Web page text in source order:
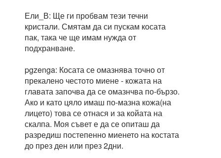
Ели_В: Ще ги пробвам тези течни
кристали. Смятам да си пускам косата
пак, така че ще имам нужда от
подхранване.
pgzenga: Косата се омазнява точно от
прекалено честото миене - кожата на
главата започва да се омазнчва по-бързо.
Ако и като цяло имаш по-мазна кожа(на
лицето) това се отнася и за койата на
скалпа. Моя съвет е да се опиташ да
разредиш постепенно миенето на костата
до през ден или през 2дни.